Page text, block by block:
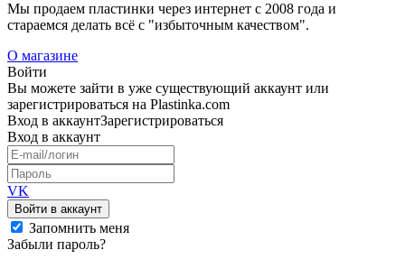
Мы продаем пластинки через интернет c 2008 года и
стараемся делать всё с "избыточным качеством".
О магазине
Войти
Вы можете зайти в уже существующий аккаунт или
зарегистрироваться на Plastinka.com
Вход в аккаунтЗарегистрироваться
Вход в аккаунт
VK
Войти в аккаунт
Запомнить меня
Забыли пароль?